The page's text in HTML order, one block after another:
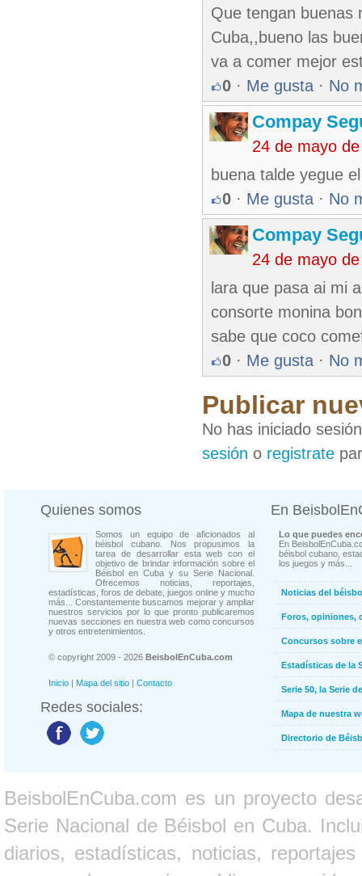
Que tengan buenas
Cuba,,bueno las
va a comer mejor
0 · Me gusta · No
Compay
24 de mayo
buena talde yegue
0 · Me gusta · No
Compay
24 de mayo
lara que pasa ai mi
consorte monina
sabe que coco
0 · Me gusta · No
Publicar
No has iniciado
sesión o registrate
Quienes somos
Somos un equipo de aficionados al
béisbol cubano. Nos propusimos la
tarea de desarrollar esta web con el
objetivo de brindar información sobre el
Béisbol en Cuba y su Serie Nacional.
Ofrecemos noticias, reportajes,
estadísticas, foros de debate, juegos online y mucho
más... Constantemente buscamos mejorar y ampliar
nuestros servicios por lo que pronto publicaremos
nuevas secciones en nuestra web como concursos
y otros entretenimientos.
© copyright 2009 - 2026 BeisbolEnCuba.com
Inicio | Mapa del sitio | Contacto
Redes sociales:
En
Lo que puedes
En
béisbol cubano,
los juegos y más...
Noticias del
Foros, opiniones,
Concursos sobre
Estadísticas de la
Serie 50, la Serie
Mapa de nuestra
Directorio de
BeisbolEnCuba.com es un proyecto
Serie Nacional de Béisbol en Cuba.
diarios, estadísticas, noticias,